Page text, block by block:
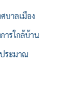
บาลเมือง
ารใกล้บ้าน
ระมาณ